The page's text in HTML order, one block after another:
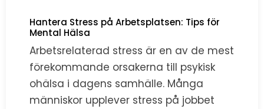
Hantera Stress på Arbetsplatsen: Tips för
Mental Hälsa
Arbetsrelaterad stress är en av de mest
förekommande orsakerna till psykisk
ohälsa i dagens samhälle. Många
människor upplever stress på jobbet